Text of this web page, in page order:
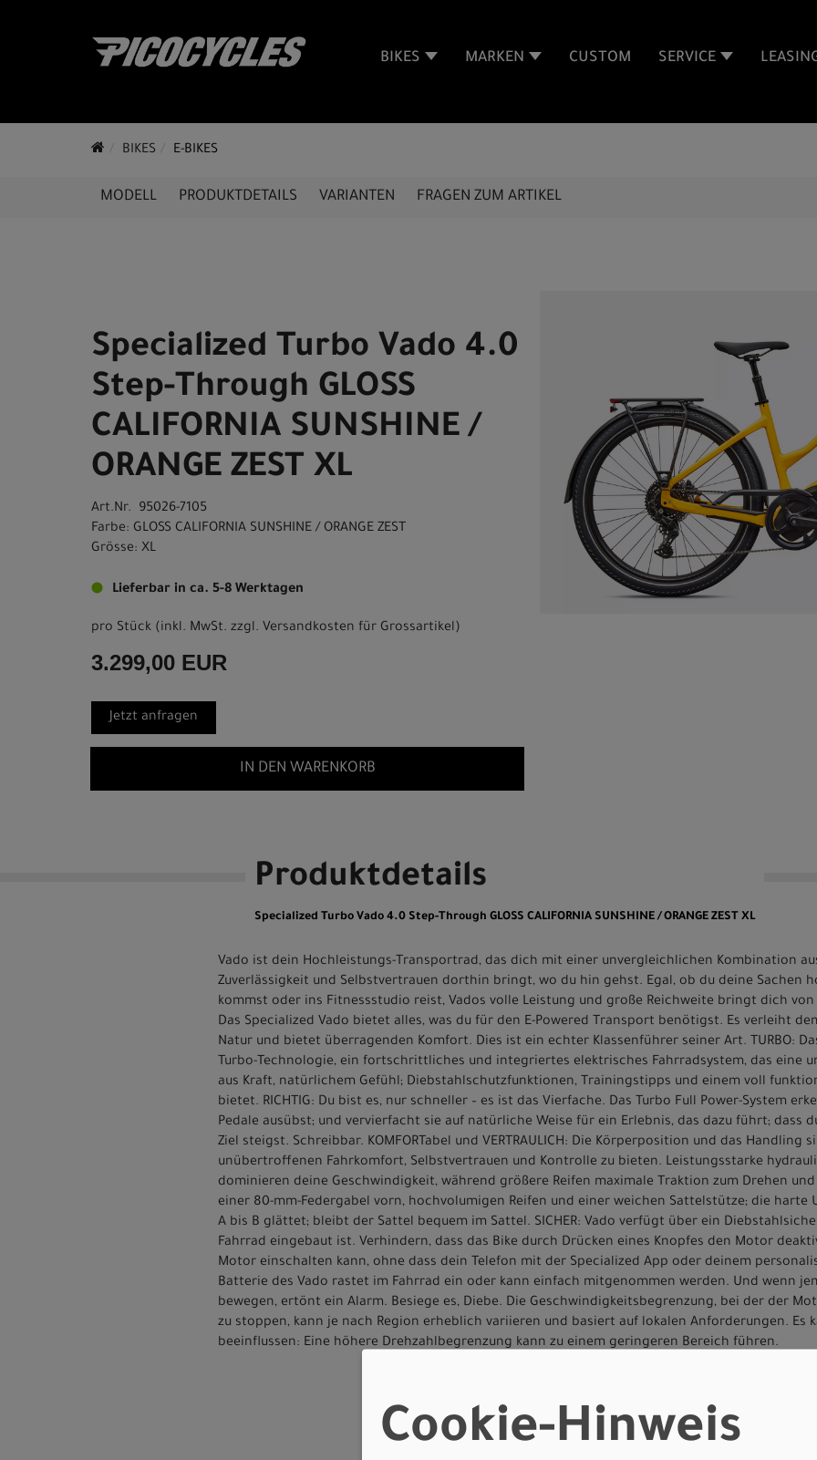
BIKES MARKEN CUSTOM SERVICE
BIKES E-BIKES
MODELL PRODUKTDETAILS VARIANTEN FRAGEN ZUM ARTIKEL
Specialized Turbo Vado 4.0
Step-Through GLOSS
CALIFORNIA SUNSHINE /
ORANGE ZEST XL
Art.Nr. 95026-7105
Farbe: GLOSS CALIFORNIA SUNSHINE / ORANGE ZEST
Grösse: XL
Lieferbar in ca. 5-8 Werktagen
pro Stück (inkl. MwSt. zzgl. Versandkosten für Grossartikel)
3.299,00 EUR
Jetzt anfragen
IN DEN WARENKORB
Produktdetails
Specialized Turbo Vado 4.0 Step-Through GLOSS CALIFORNIA SUNSHINE / ORANGE ZEST XL
Vado ist dein Hochleistungs-Transportrad, das dich mit einer unvergleichlichen Kombination
Zuverlässigkeit und Selbstvertrauen dorthin bringt, wo du hin gehst. Egal, ob du deine Sachen
kommst oder ins Fitnessstudio reist, Vados volle Leistung und große Reichweite bringt dich von
Das Specialized Vado bietet alles, was du für den E-Powered Transport benötigst. Es verleiht
Natur und bietet überragenden Komfort. Dies ist ein echter Klassenführer seiner Art. TURBO:
Turbo-Technologie, ein fortschrittliches und integriertes elektrisches Fahrradsystem, das eine
aus Kraft, natürlichem Gefühl; Diebstahlschutzfunktionen, Trainingstipps und einem voll
bietet. RICHTIG: Du bist es, nur schneller – es ist das Vierfache. Das Turbo Full Power-System
Pedale ausübst; und vervierfacht sie auf natürliche Weise für ein Erlebnis, das dazu führt; dass
Ziel steigst. Schreibbar. KOMFORTabel und VERTRAULICH: Die Körperposition und das Handling
unübertroffenen Fahrkomfort, Selbstvertrauen und Kontrolle zu bieten. Leistungsstarke
dominieren deine Geschwindigkeit, während größere Reifen maximale Traktion zum Drehen und
einer 80-mm-Federgabel vorn, hochvolumigen Reifen und einer weichen Sattelstütze; die harte
A bis B glättet; bleibt der Sattel bequem im Sattel. SICHER: Vado verfügt über ein
Fahrrad eingebaut ist. Verhindern, dass das Bike durch Drücken eines Knopfes den Motor
Motor einschalten kann, ohne dass dein Telefon mit der Specialized App oder deinem
Batterie des Vado rastet im Fahrrad ein oder kann einfach mitgenommen werden. Und wenn
bewegen, ertönt ein Alarm. Besiege es, Diebe. Die Geschwindigkeitsbegrenzung, bei der der
zu stoppen, kann je nach Region erheblich variieren und basiert auf lokalen Anforderungen. Es
beeinflussen: Eine höhere Drehzahlbegrenzung kann zu einem geringeren Bereich führen.
Cookie-Hinweis